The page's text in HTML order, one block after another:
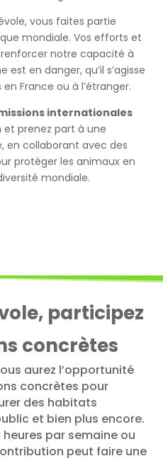
vous faites partie
mondiale. Vos efforts et
notre capacité à
en danger, qu’il s’agisse
France ou à l’étranger.
internationales
et prenez part à une
en collaborant avec des
protéger les animaux en
mondiale.
participez
concrètes
aurez l’opportunité
concrètes pour
des habitats
et bien plus encore.
par semaine ou
peut faire une